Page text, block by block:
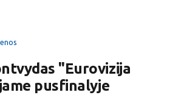
"Eurovizija
pusfinalyje